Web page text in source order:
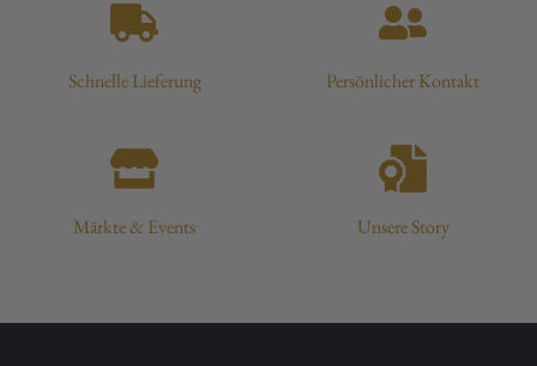
Schnelle Lieferung Persönlicher Kontakt
Märkte & Events Unsere Story